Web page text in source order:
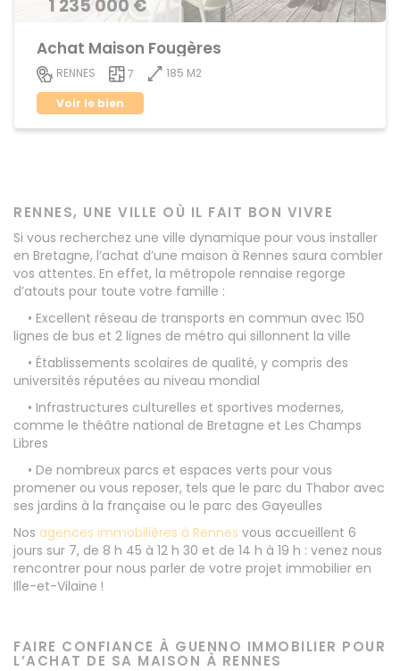
1 235 000 €
Achat Maison Fougères
RENNES 7
185 M2
Voir le bien
RENNES, UNE VILLE OÙ IL FAIT BON VIVRE
Si vous recherchez une ville dynamique pour vous installer
en Bretagne, l’achat d’une maison à Rennes saura combler
vos attentes. En effet, la métropole rennaise regorge
d’atouts pour toute votre famille :
• Excellent réseau de transports en commun avec 150
lignes de bus et 2 lignes de métro qui sillonnent la ville
• Établissements scolaires de qualité, y compris des
universités réputées au niveau mondial
• Infrastructures culturelles et sportives modernes,
comme le théâtre national de Bretagne et Les Champs
Libres
• De nombreux parcs et espaces verts pour vous
promener ou vous reposer, tels que le parc du Thabor avec
ses jardins à la française ou le parc des Gayeulles
Nos agences immobilières à Rennes vous accueillent 6
jours sur 7, de 8 h 45 à 12 h 30 et de 14 h à 19 h : venez nous
rencontrer pour nous parler de votre projet immobilier en
Ille-et-Vilaine !
FAIRE CONFIANCE À GUENNO IMMOBILIER POUR
L’ACHAT DE SA MAISON À RENNES